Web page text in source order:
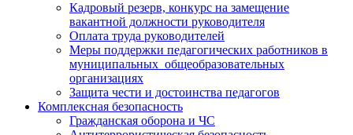
Кадровый резерв, конкурс на замещение
вакантной должности руководителя
Оплата труда руководителей
Меры поддержки педагогических работников в
муниципальных общеобразовательных
организациях
Защита чести и достоинства педагогов
Комплексная безопасность
Гражданская оборона и ЧС